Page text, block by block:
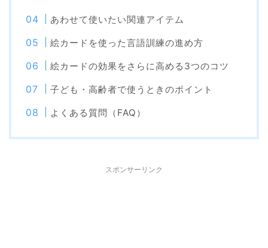
あわせて使いたい関連アイテム
絵カードを使った言語訓練の進め方
絵カードの効果をさらに高める3つのコツ
子ども・高齢者で使うときのポイント
よくある質問（FAQ）
スポンサーリンク